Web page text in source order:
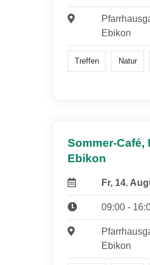
Ebikon
Treffen Natur
Sommer-Café,
Ebikon
Fr, 14.
09:00 -
Ebikon